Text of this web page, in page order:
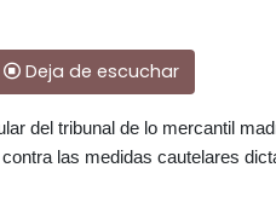
Deja de escuchar
del tribunal de lo mercantil
las medidas cautelares